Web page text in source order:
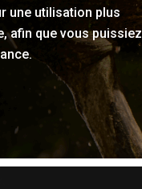
une utilisation plus
afin que vous puissiez